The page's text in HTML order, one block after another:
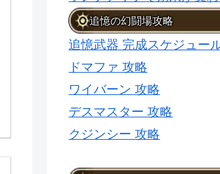
追憶の幻闘場攻略
追憶武器 完成スケジュー
ドマファ 攻略
ワイバーン 攻略
デスマスター 攻略
クジンシー 攻略